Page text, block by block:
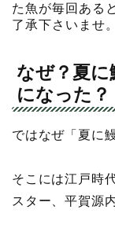
た魚が毎回ある
了承下さいませ。
なぜ？夏
になった？
ではなぜ「夏に
そこには江戸時
スター、平賀源